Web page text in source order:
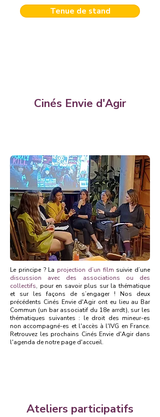
Tenue de stand
​Cinés Envie d'Agir
Le principe ? La projection d’un film suivie d’une
discussion avec des associations ou des
collectifs, pour en savoir plus sur la thématique
et sur les façons de s’engager ! Nos deux
précédents Cinés Envie d'Agir ont eu lieu au Bar
Commun (un bar associatif du 18e arrdt), sur les
thématiques suivantes : le droit des mineur-es
non accompagné-es et l'accès à l'IVG en France.
Retrouvez les prochains Cinés Envie d'Agir dans
l'agenda de notre page d'accueil.
​Ateliers participatifs